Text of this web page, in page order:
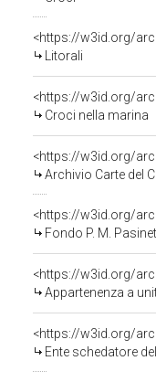
<https://w3id.org/
Litorali
<https://w3id.org/
Croci nella marina
Archivio Carte del
Fondo P. M.
<https://w3id.org/
Appartenenza a
<https://w3id.org/
Ente schedatore